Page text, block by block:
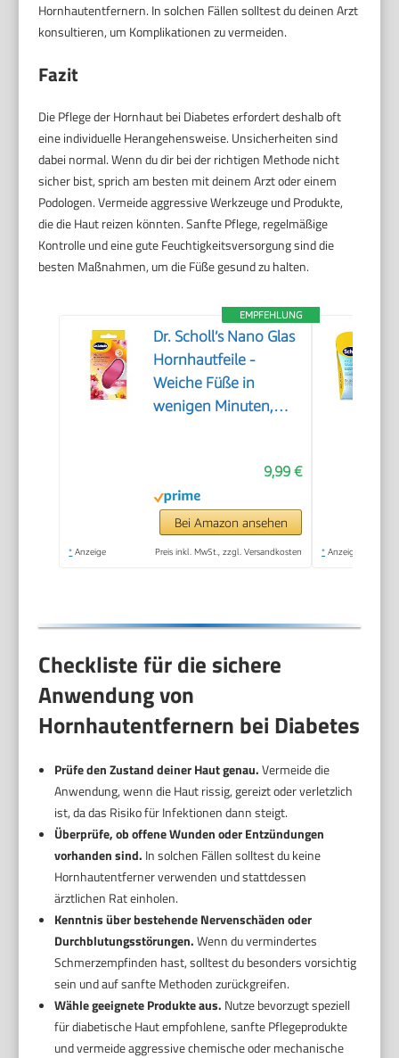
Hornhautentfernern. In solchen Fällen solltest du deinen Arzt
konsultieren, um Komplikationen zu vermeiden.
Fazit
Die Pflege der Hornhaut bei Diabetes erfordert deshalb oft
eine individuelle Herangehensweise. Unsicherheiten sind
dabei normal. Wenn du dir bei der richtigen Methode nicht
sicher bist, sprich am besten mit deinem Arzt oder einem
Podologen. Vermeide aggressive Werkzeuge und Produkte,
die die Haut reizen könnten. Sanfte Pflege, regelmäßige
Kontrolle und eine gute Feuchtigkeitsversorgung sind die
besten Maßnahmen, um die Füße gesund zu halten.
EMPFEHLUNG
Dr. Scholl’s Nano Glas
Hornhautfeile -
Weiche Füße in
wenigen Minuten,
Pediküre, Geeignet für
Nasse oder Trockene
Füße, Hornhaut
Entfernen Fuß,
9,99 €
Bei Amazon ansehen
* Anzeige Preis inkl. MwSt., zzgl. Versandkosten * Anzeige
Checkliste für die sichere
Anwendung von
Hornhautentfernern bei Diabetes
Prüfe den Zustand deiner Haut genau.Vermeide die
Anwendung, wenn die Haut rissig, gereizt oder verletzlich
ist, da das Risiko für Infektionen dann steigt.
Überprüfe, ob offene Wunden oder Entzündungen
vorhanden sind. In solchen Fällen solltest du keine
Hornhautentferner verwenden und stattdessen
ärztlichen Rat einholen.
Kenntnis über bestehende Nervenschäden oder
Durchblutungsstörungen.Wenn du vermindertes
Schmerzempfinden hast, solltest du besonders vorsichtig
sein und auf sanfte Methoden zurückgreifen.
Wähle geeignete Produkte aus. Nutze bevorzugt speziell
für diabetische Haut empfohlene, sanfte Pflegeprodukte
und vermeide aggressive chemische oder mechanische